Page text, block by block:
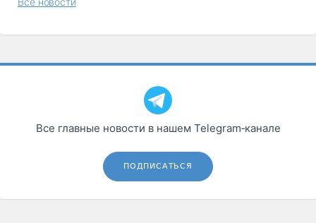
Все главные новости в нашем Telegram‑канале
ПОДПИСАТЬСЯ